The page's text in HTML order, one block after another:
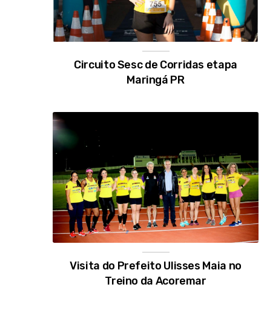
Circuito Sesc de Corridas etapa
Maringá PR
Visita do Prefeito Ulisses Maia no
Treino da Acoremar